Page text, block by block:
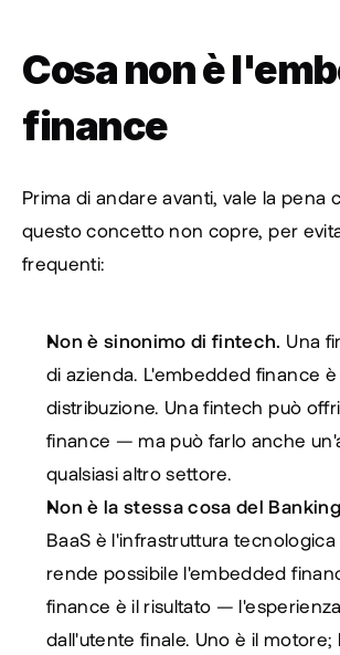
Cosa non è
finance
Prima di andare avanti, vale la pena
questo concetto non copre, per
frequenti:
Non è sinonimo di fintech. Una
di azienda. L'embedded finance
distribuzione. Una fintech può
finance — ma può farlo anche
qualsiasi altro settore.
Non è la stessa cosa del
BaaS è l'infrastruttura
rende possibile l'embedded
finance è il risultato —
dall'utente finale. Uno è il motore;